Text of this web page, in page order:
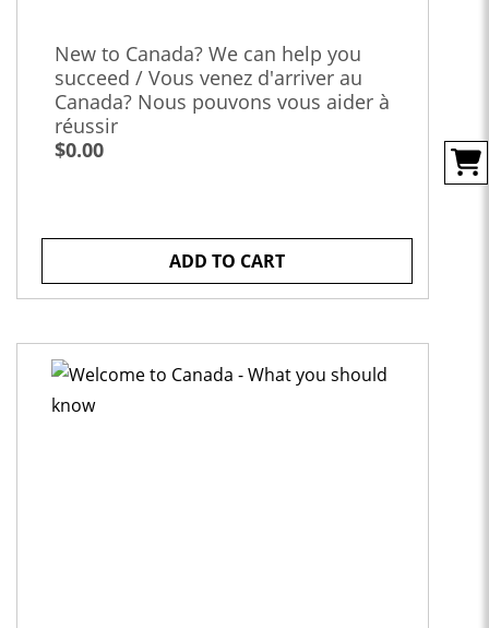
New to Canada? We can help you
succeed / Vous venez d'arriver au
Canada? Nous pouvons vous aider à
réussir
$0.00
ADD TO CART